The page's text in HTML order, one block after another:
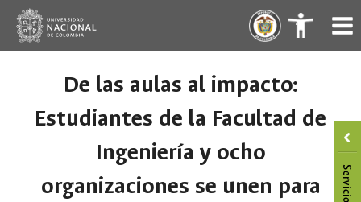
content
. .
De las aulas al impacto:
Estudiantes de la Facultad de
Ingeniería y ocho
organizaciones se unen para